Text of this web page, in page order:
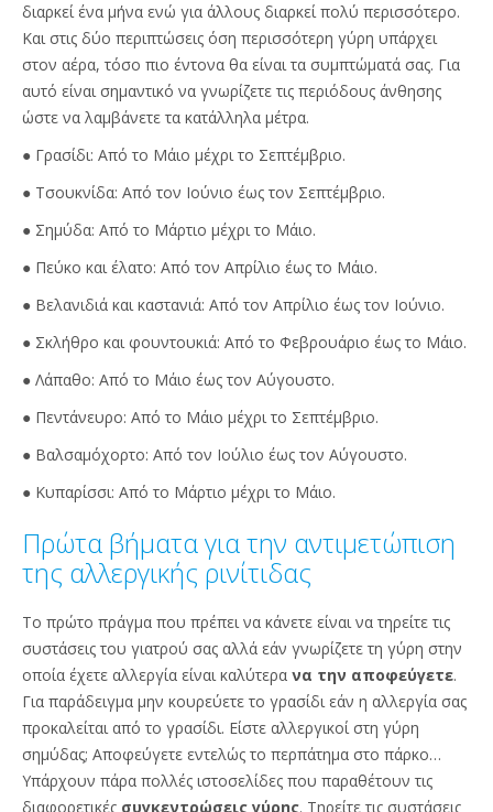
διαρκεί ένα μήνα ενώ για άλλους διαρκεί πολύ περισσότερο.
Και στις δύο περιπτώσεις όση περισσότερη γύρη υπάρχει
στον αέρα, τόσο πιο έντονα θα είναι τα συμπτώματά σας. Για
αυτό είναι σημαντικό να γνωρίζετε τις περιόδους άνθησης
ώστε να λαμβάνετε τα κατάλληλα μέτρα.
● Γρασίδι: Από το Μάιο μέχρι το Σεπτέμβριο.
● Τσουκνίδα: Από τον Ιούνιο έως τον Σεπτέμβριο.
● Σημύδα: Από το Μάρτιο μέχρι το Μάιο.
● Πεύκο και έλατο: Από τον Απρίλιο έως το Μάιο.
● Βελανιδιά και καστανιά: Από τον Απρίλιο έως τον Ιούνιο.
● Σκλήθρο και φουντουκιά: Από το Φεβρουάριο έως το Μάιο.
● Λάπαθο: Από το Μάιο έως τον Αύγουστο.
● Πεντάνευρο: Από το Μάιο μέχρι το Σεπτέμβριο.
● Βαλσαμόχορτο: Από τον Ιούλιο έως τον Αύγουστο.
● Κυπαρίσσι: Από το Μάρτιο μέχρι το Μάιο.
Πρώτα βήματα για την αντιμετώπιση
της αλλεργικής ρινίτιδας
Το πρώτο πράγμα που πρέπει να κάνετε είναι να τηρείτε τις
συστάσεις του γιατρού σας αλλά εάν γνωρίζετε τη γύρη στην
οποία έχετε αλλεργία είναι καλύτερα να την αποφεύγετε.
Για παράδειγμα μην κουρεύετε το γρασίδι εάν η αλλεργία σας
προκαλείται από το γρασίδι. Είστε αλλεργικοί στη γύρη
σημύδας; Αποφεύγετε εντελώς το περπάτημα στο πάρκο…
Υπάρχουν πάρα πολλές ιστοσελίδες που παραθέτουν τις
διαφορετικές συγκεντρώσεις γύρης. Τηρείτε τις συστάσεις